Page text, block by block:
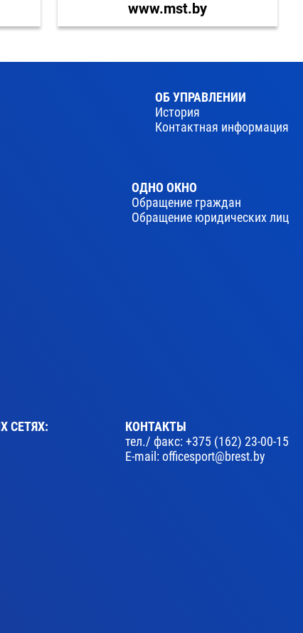
www.mst.by
ОБ УПРАВЛЕНИИ
История
Контактная информация
ОДНО ОКНО
Обращение граждан
Обращение юридических лиц
СЕТЯХ:
КОНТАКТЫ
тел./ факс:+375 (162) 23-00-15
E-mail:officesport@brest.by